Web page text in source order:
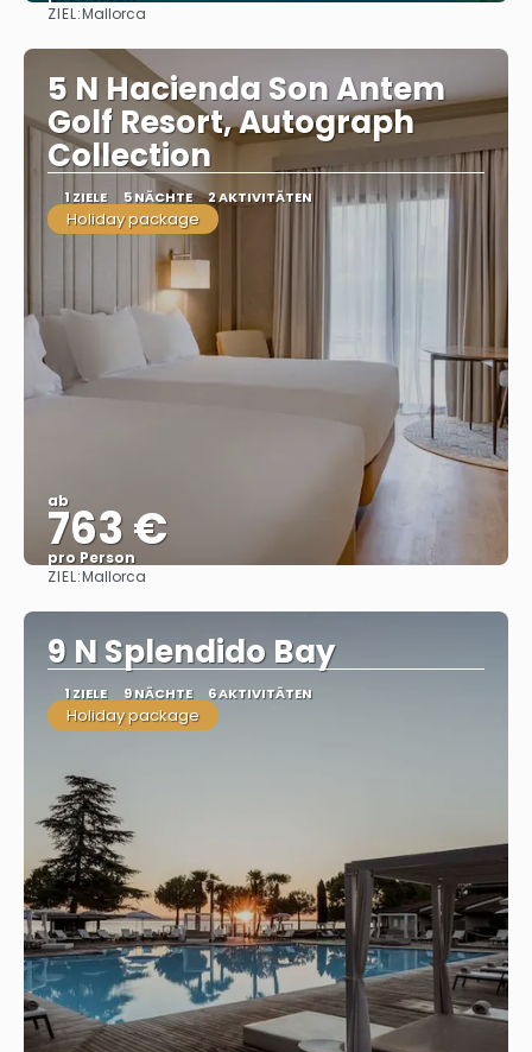
ZIEL:Mallorca
5 N Hacienda Son Antem
Golf Resort, Autograph
Collection
1 ZIELE 5 NÄCHTE 2 AKTIVITÄTEN
Holiday package
ab
763 €
pro Person
ZIEL:Mallorca
9 N Splendido Bay
1 ZIELE 9 NÄCHTE 6 AKTIVITÄTEN
Holiday package